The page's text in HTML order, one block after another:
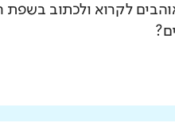
לקרוא ולכתוב בשפת